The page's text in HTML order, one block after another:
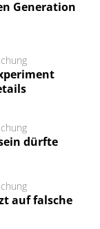
Generation
dürfte
auf falsche